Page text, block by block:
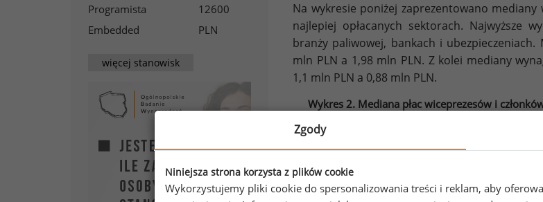
Programista
Embedded
12600
PLN
więcej stanowisk
Na wykresie poniżej zaprezentowano
najlepiej opłacanych sektorach. Najwyższe
branży paliwowej, bankach i
mln PLN a 1,98 mln PLN. Z kolei mediany
1,1 mln PLN a 0,88 mln PLN.
Wykres 2. Mediana płac wiceprezesów i
Zgody
Niniejsza strona korzysta z plików cookie
Wykorzystujemy pliki cookie do spersonalizowania treści i reklam, aby